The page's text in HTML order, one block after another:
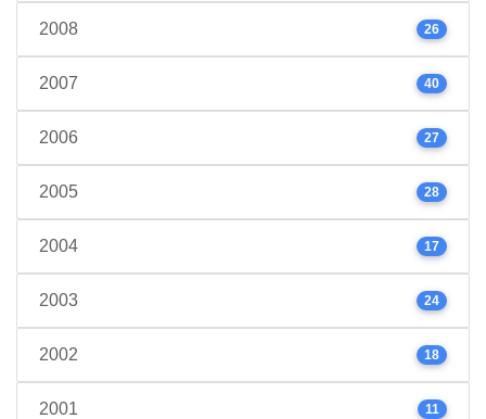
2008 26
2007 40
2006 27
2005 28
2004 17
2003 24
2002 18
2001 11